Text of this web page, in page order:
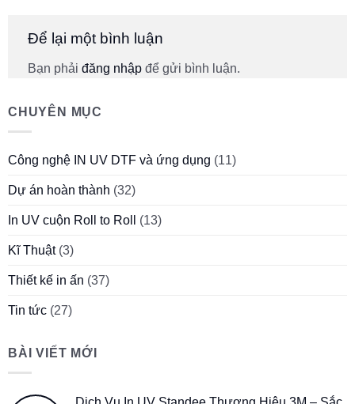
Để lại một bình luận
Bạn phải đăng nhập để gửi bình luận.
CHUYÊN MỤC
Công nghệ IN UV DTF và ứng dụng (11)
Dự án hoàn thành (32)
In UV cuộn Roll to Roll (13)
Kĩ Thuật(3)
Thiết kế in ấn (37)
Tin tức (27)
BÀI VIẾT MỚI